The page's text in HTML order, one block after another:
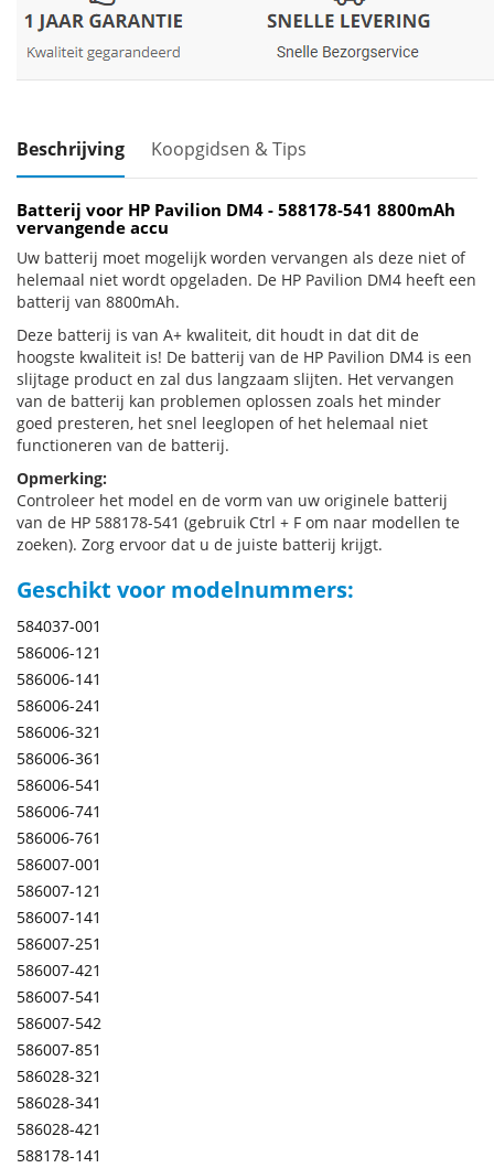
Beschrijving Koopgidsen & Tips
Batterij voor HP Pavilion DM4 - 588178-541 8800mAh
vervangende accu
Uw batterij moet mogelijk worden vervangen als deze niet of
helemaal niet wordt opgeladen. De HP Pavilion DM4 heeft een
batterij van 8800mAh.
Deze batterij is van A+ kwaliteit, dit houdt in dat dit de
hoogste kwaliteit is! De batterij van de HP Pavilion DM4 is een
slijtage product en zal dus langzaam slijten. Het vervangen
van de batterij kan problemen oplossen zoals het minder
goed presteren, het snel leeglopen of het helemaal niet
functioneren van de batterij.
Opmerking:
Controleer het model en de vorm van uw originele batterij
van de HP 588178-541 (gebruik Ctrl + F om naar modellen te
zoeken). Zorg ervoor dat u de juiste batterij krijgt.
Geschikt voor modelnummers:
584037-001
586006-121
586006-141
586006-241
586006-321
586006-361
586006-541
586006-741
586006-761
586007-001
586007-121
586007-141
586007-251
586007-421
586007-541
586007-542
586007-851
586028-321
586028-341
586028-421
588178-141